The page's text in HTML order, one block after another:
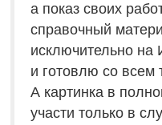
а показ своих
справочный
исключительно на
и готовлю со
А картинка в
участи только в